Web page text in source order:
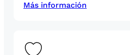
Más información